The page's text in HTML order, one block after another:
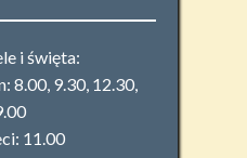
i święta:
8.00, 9.30, 12.30,
11.00